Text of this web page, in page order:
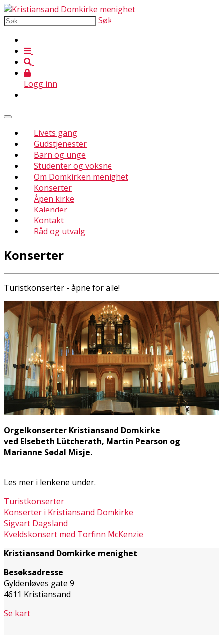
Søk
Logg inn
Livets gang
Gudstjenester
Barn og unge
Studenter og voksne
Om Domkirken menighet
Konserter
Åpen kirke
Kalender
Kontakt
Råd og utvalg
Konserter
Turistkonserter - åpne for alle!
Orgelkonserter Kristiansand Domkirke
ved Elsebeth Lütcherath, Martin Pearson og
Marianne Sødal Misje.
Les mer i lenkene under.
Turistkonserter
Konserter i Kristiansand Domkirke
Sigvart Dagsland
Kveldskonsert med Torfinn McKenzie
Kristiansand Domkirke menighet
Besøksadresse
Gyldenløves gate 9
4611 Kristiansand
Se kart